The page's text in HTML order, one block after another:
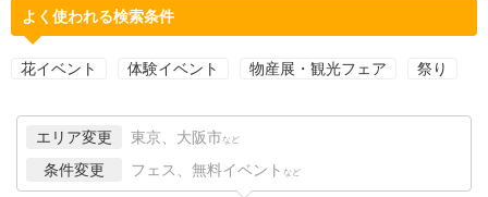
よく使われる検索条件
花イベント 体験イベント 物産展・観光フェア 祭り
エリア変更 東京、大阪市 など
条件変更 フェス、無料イベント など